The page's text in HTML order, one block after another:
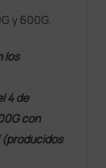
y 600G.
los
4 de
con
(producidos